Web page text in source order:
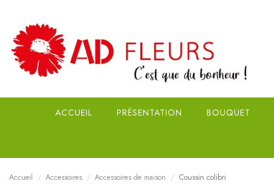
ACCUEIL PRÉSENTATION BOUQUET
Accueil Accessoires Accessoires de maison Coussin colibri